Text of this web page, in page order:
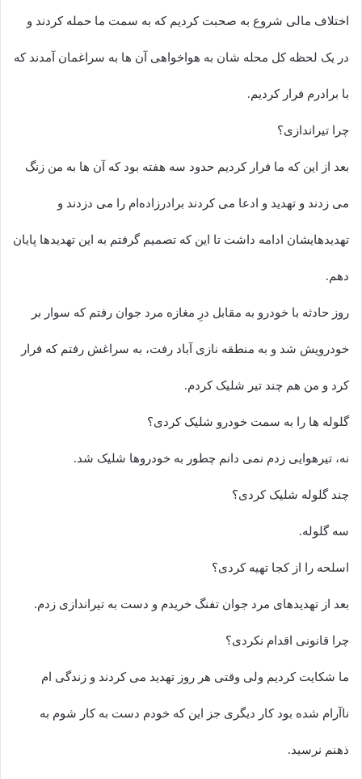
اختلاف مالی شروع به صحبت کردیم که به سمت ما حمله کردند و
در یک لحظه کل محله شان به هواخواهی آن ها به سراغمان آمدند که
با برادرم فرار کردیم.
چرا تیراندازی؟
بعد از این که ما فرار کردیم حدود سه هفته بود که آن ها به من زنگ
می زدند و تهدید و ادعا می کردند برادرزاده‌ام را می دزدند و
تهدیدهایشان ادامه داشت تا این که تصمیم گرفتم به این تهدیدها پایان
دهم.
روز حادثه با خودرو به مقابل درِ مغازه مرد جوان رفتم که سوار بر
خودرویش شد و به منطقه نازی آباد رفت، به سراغش رفتم که فرار
کرد و من هم چند تیر شلیک کردم.
گلوله ها را به سمت خودرو شلیک کردی؟
نه، تیرهوایی زدم نمی دانم چطور به خودروها شلیک شد.
چند گلوله شلیک کردی؟
سه گلوله.
اسلحه را از کجا تهیه کردی؟
بعد از تهدیدهای مرد جوان تفنگ خریدم و دست به تیراندازی زدم.
چرا قانونی اقدام نکردی؟
ما شکایت کردیم ولی وقتی هر روز تهدید می کردند و زندگی ام
ناآرام شده بود کار دیگری جز این که خودم دست به کار شوم به
ذهنم نرسید.